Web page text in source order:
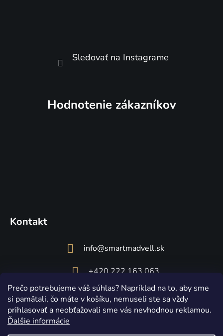
Prečo potrebujeme váš súhlas? Napríklad na to, aby sme
si pamätali, čo máte v košíku, nemuseli ste sa vždy
prihlasovať a neobťažovali sme vás nevhodnou reklamou.
Ďalšie informácie
Hodnotenie zákazníkov
Sledovať na Instagrame
Kontakt
info@smartmadvell.sk
+420 222 163 063